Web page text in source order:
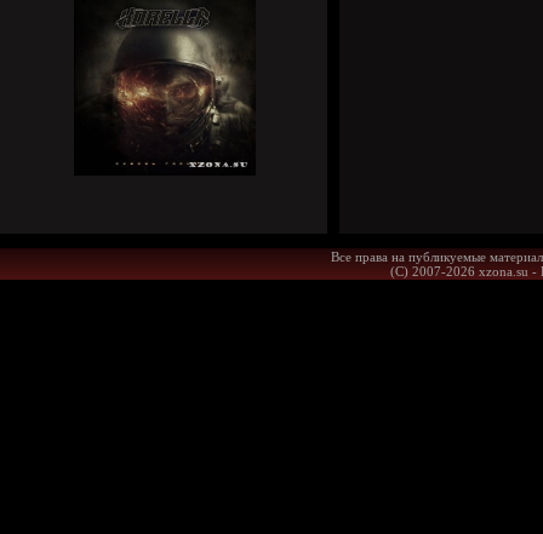
Все права на публикуемые
(С) 2007-2026 xzona.su -